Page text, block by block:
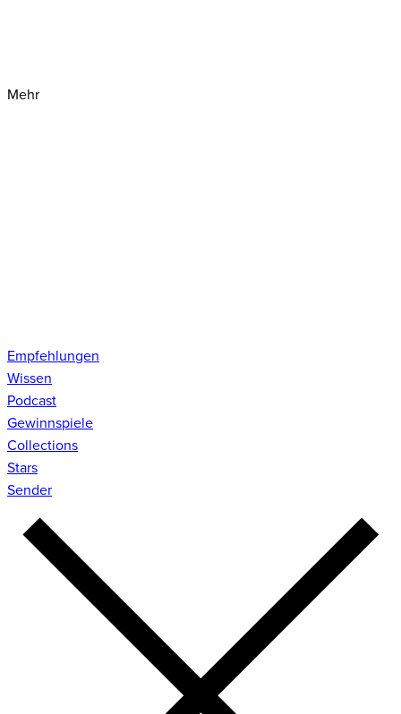
Mehr
Empfehlungen
Wissen
Podcast
Gewinnspiele
Collections
Stars
Sender